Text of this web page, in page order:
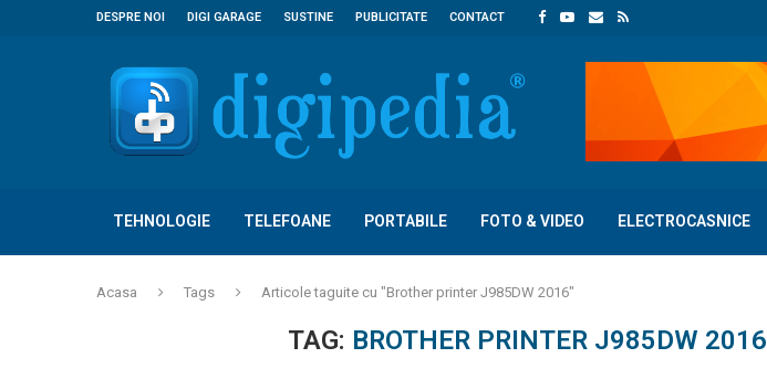
DESPRE NOI DIGI GARAGE SUSTINE PUBLICITATE CONTACT
TEHNOLOGIE TELEFOANE PORTABILE FOTO & VIDEO ELECTROCASNICE
Acasa Tags Articole taguite cu "Brother printer J985DW 2016"
TAG: BROTHER PRINTER J985DW 2016